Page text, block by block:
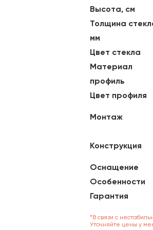
Высота, см
Толщина
мм
Цвет стекла
Материал
профиль
Цвет профиля
Монтаж
Конструкция
Оснащение
Особенности
Гарантия
*В связи с
Уточняйте цены у